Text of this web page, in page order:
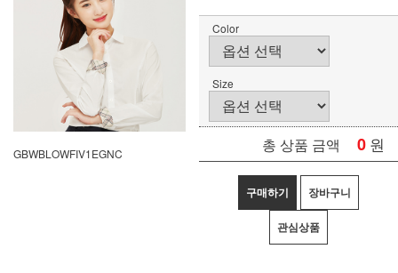
GBWBLOWFIV1EGNC
Color
Size
총 상품 금액 0 원
구매하기 장바구니
관심상품